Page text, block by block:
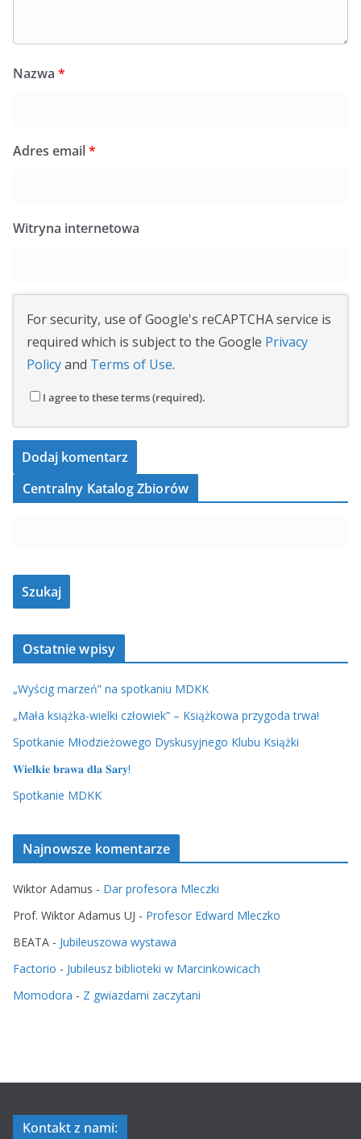
Nazwa *
Adres email*
Witryna internetowa
For security, use of Google's reCAPTCHA service is
required which is subject to the Google Privacy
Policyand Terms of Use.
I agree to these terms (required).
Centralny Katalog Zbiorów
Ostatnie wpisy
„Wyścig marzeń” na spotkaniu MDKK
„Mała książka-wielki człowiek” – Książkowa przygoda trwa!
Spotkanie Młodzieżowego Dyskusyjnego Klubu Książki
𝐖𝐢𝐞𝐥𝐤𝐢𝐞 𝐛𝐫𝐚𝐰𝐚 𝐝𝐥𝐚 𝐒𝐚𝐫𝐲!
Spotkanie MDKK
Najnowsze komentarze
Wiktor Adamus - Dar profesora Mleczki
Prof. Wiktor Adamus UJ - Profesor Edward Mleczko
BEATA - Jubileuszowa wystawa
Factorio - Jubileusz biblioteki w Marcinkowicach
Momodora - Z gwiazdami zaczytani
Kontakt z nami: